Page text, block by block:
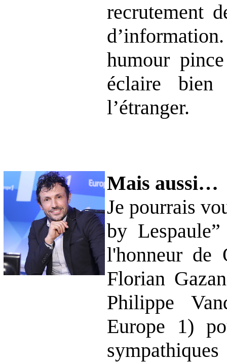
recrutement
humour
éclaire bien
l’étranger.
Mais aussi…
Je pourrais
by
l'honneur de
Florian
Philippe
Europe 1)